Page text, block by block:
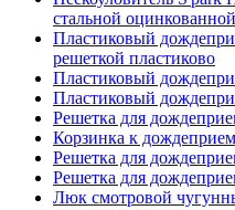
стальной
Пластиковый
решеткой пластиково
Пластиковый
Пластиковый
Решетка для
Корзинка к
Решетка для
Решетка для
Люк смотровой